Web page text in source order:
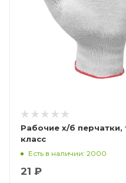
Рабочие х/б перчатки,
класс
Есть в наличии: 2000
21 ₽